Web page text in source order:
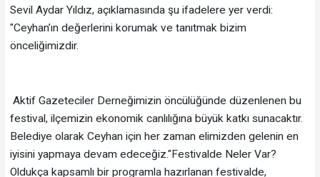
Sevil Aydar Yıldız, açıklamasında şu ifadelere yer verdi:​
"Ceyhan’ın değerlerini korumak ve tanıtmak bizim
önceliğimizdir.
Aktif Gazeteciler Derneğimizin öncülüğünde düzenlenen bu
festival, ilçemizin ekonomik canlılığına büyük katkı sunacaktır.
Belediye olarak Ceyhan için her zaman elimizden gelenin en
iyisini yapmaya devam edeceğiz."​Festivalde Neler Var?​
Oldukça kapsamlı bir programla hazırlanan festivalde,